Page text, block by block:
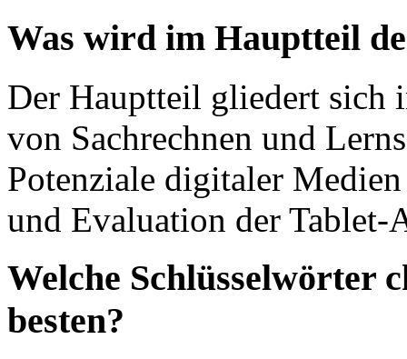
Was wird im Hauptteil
Der Hauptteil gliedert sich
von Sachrechnen und
Potenziale digitaler
und Evaluation der Tablet-
Welche Schlüsselwörter
besten?